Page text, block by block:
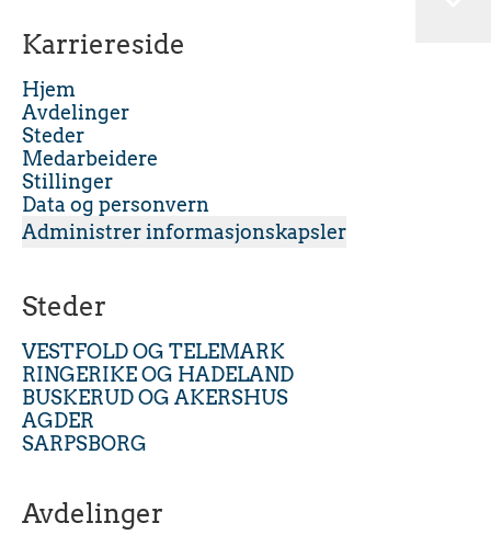
Karriereside
Hjem
Avdelinger
Steder
Medarbeidere
Stillinger
Data og personvern
Administrer informasjonskapsler
Steder
VESTFOLD OG TELEMARK
RINGERIKE OG HADELAND
BUSKERUD OG AKERSHUS
AGDER
SARPSBORG
Avdelinger